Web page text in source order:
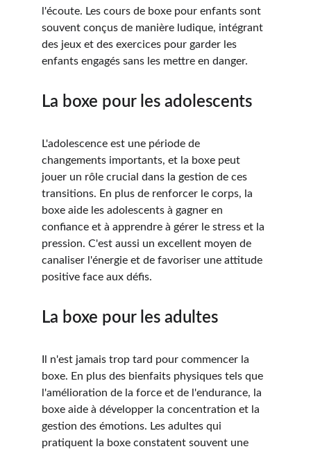
l'écoute. Les cours de boxe pour enfants sont
souvent conçus de manière ludique, intégrant
des jeux et des exercices pour garder les
enfants engagés sans les mettre en danger.
La boxe pour les adolescents
L'adolescence est une période de
changements importants, et la boxe peut
jouer un rôle crucial dans la gestion de ces
transitions. En plus de renforcer le corps, la
boxe aide les adolescents à gagner en
confiance et à apprendre à gérer le stress et la
pression. C'est aussi un excellent moyen de
canaliser l'énergie et de favoriser une attitude
positive face aux défis.
La boxe pour les adultes
Il n'est jamais trop tard pour commencer la
boxe. En plus des bienfaits physiques tels que
l'amélioration de la force et de l'endurance, la
boxe aide à développer la concentration et la
gestion des émotions. Les adultes qui
pratiquent la boxe constatent souvent une